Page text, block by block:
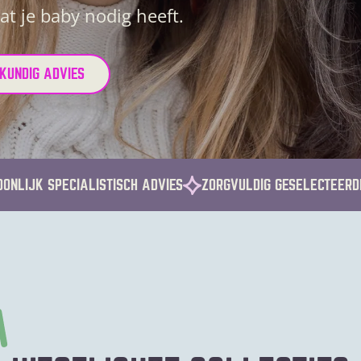
–
A
l
l
e
je baby nodig heeft.
ADVIES
SPECIALISTISCH ADVIES ZORGVULDIG